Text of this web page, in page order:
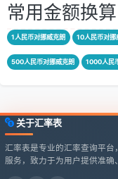
常用金额换算
1人民币对挪威克朗 10人民币对挪
500人民币对挪威克朗 1000人民
关于汇率表
汇率表是专业的汇率查询平
服务，致力于为用户提供准确